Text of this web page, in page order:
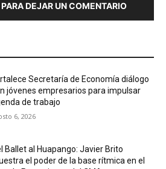
DEJAR UN COMENTARIO
Secretaría de Economía diálogo
jóvenes empresarios para impulsar
de trabajo
6, 2026
Ballet al Huapango: Javier Brito
el poder de la base rítmica en el